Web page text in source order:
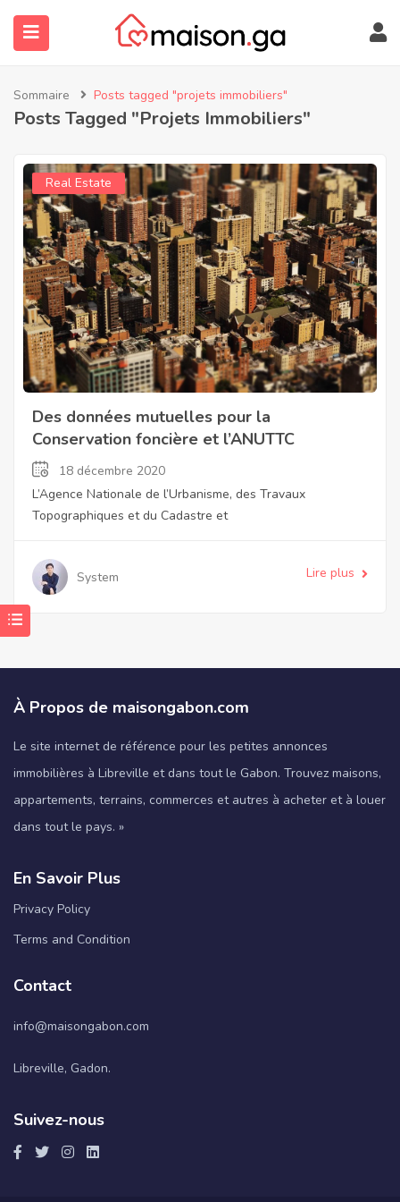
(À Propos)
Sommaire Posts tagged "projets immobiliers"
Posts Tagged "projets Immobiliers"
Real Estate
Des données mutuelles pour la
Conservation foncière et l’ANUTTC
18 décembre 2020
L’Agence Nationale de l’Urbanisme, des Travaux
Topographiques et du Cadastre et
System Lire plus
À Propos de maisongabon.com
Le site internet de référence pour les petites annonces
immobilières à Libreville et dans tout le Gabon. Trouvez maisons,
appartements, terrains, commerces et autres à acheter et à louer
dans tout le pays. »
En Savoir Plus
Privacy Policy
Terms and Condition
Contact
info@maisongabon.com
Libreville, Gadon.
Suivez-nous